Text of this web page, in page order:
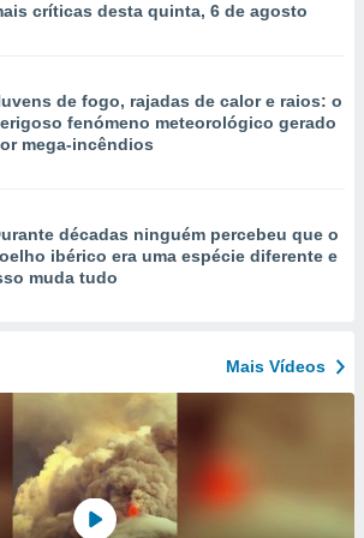
críticas desta quinta, 6 de agosto
de fogo, rajadas de calor e raios: o
fenómeno meteorológico gerado
mega-incêndios
décadas ninguém percebeu que o
ibérico era uma espécie diferente e
muda tudo
Mais Vídeos